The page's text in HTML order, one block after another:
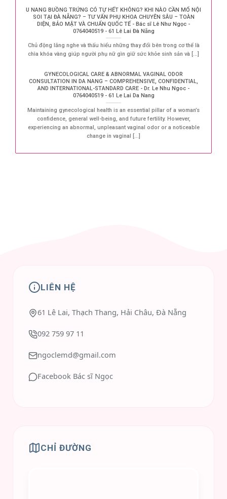
U NANG BUỒNG TRỨNG CÓ TỰ HẾT KHÔNG? KHI NÀO CẦN MỔ NỘI
SOI TẠI ĐÀ NẴNG? – TƯ VẤN PHỤ KHOA CHUYÊN SÂU – TOÀN
DIỆN, BẢO MẬT VÀ CHUẨN QUỐC TẾ - Bác sĩ Lê Như Ngọc -
0764040519 - 61 Lê Lai Đà Nẵng
Chủ động lắng nghe và thấu hiểu những thay đổi bên trong cơ thể là
chìa khóa vàng giúp người phụ nữ gìn giữ sức khỏe sinh sản và [...]
GYNECOLOGICAL CARE & ABNORMAL VAGINAL ODOR
CONSULTATION IN DA NANG – COMPREHENSIVE, CONFIDENTIAL,
AND INTERNATIONAL-STANDARD CARE - Dr. Le Nhu Ngoc -
0764040519 - 61 Le Lai Da Nang
Maintaining gynecological health is an essential pillar of a woman’s
confidence, general well-being, and future fertility. However,
experiencing an abnormal, unpleasant vaginal odor or a noticeable
change in vaginal [...]
LIÊN HỆ
61 Lê Lai, Thạch Thang, Hải Châu, Đà Nẵng
092 759 97 11
ngoclemd@gmail.com
Facebook Bác sĩ Ngọc
CHỈ ĐƯỜNG